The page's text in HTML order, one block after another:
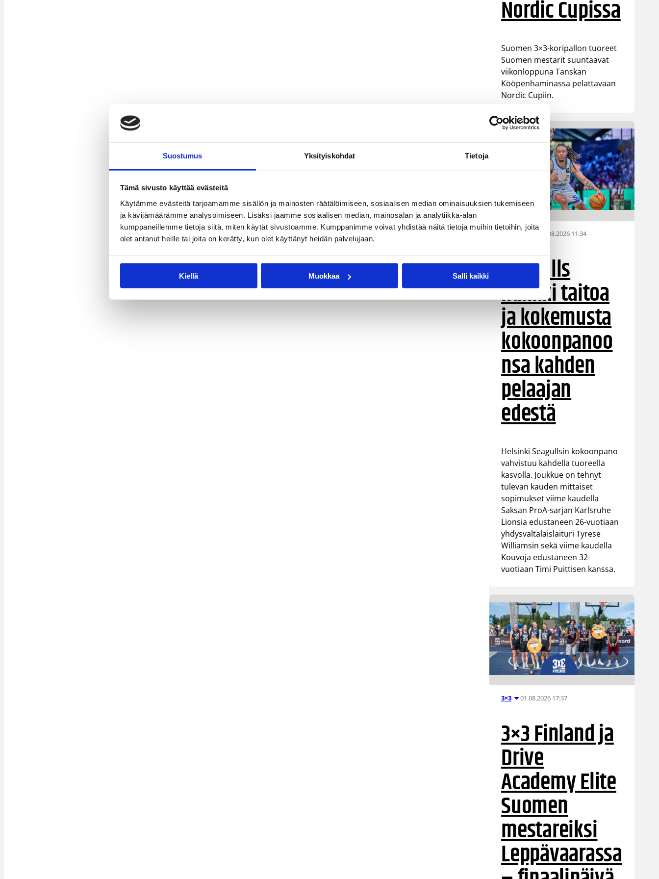
Suostumus Yksityiskohdat Tietoja
Tämä sivusto käyttää evästeitä
Käytämme evästeitä tarjoamamme sisällön ja mainosten räätälöimiseen, sosiaalisen median ominaisuuksien tukemiseen
ja kävijämäärämme analysoimiseen. Lisäksi jaamme sosiaalisen median, mainosalan ja analytiikka-alan
kumppaneillemme tietoja siitä, miten käytät sivustoamme. Kumppanimme voivat yhdistää näitä tietoja muihin tietoihin, joita
olet antanut heille tai joita on kerätty, kun olet käyttänyt heidän palvelujaan.
Kiellä Muokkaa Salli kaikki
Nordic Cupissa
Suomen 3×3-koripallon tuoreet
Suomen mestarit suuntaavat
viikonloppuna Tanskan
Kööpenhaminassa pelattavaan
Nordic Cupiin.
Korisliiga 05.08.2026 11:34
Seagulls
hankki taitoa
ja kokemusta
kokoonpanoo
nsa kahden
pelaajan
edestä
Helsinki Seagullsin kokoonpano
vahvistuu kahdella tuoreella
kasvolla. Joukkue on tehnyt
tulevan kauden mittaiset
sopimukset viime kaudella
Saksan ProA-sarjan Karlsruhe
Lionsia edustaneen 26-vuotiaan
yhdysvaltalaislaituri Tyrese
Williamsin sekä viime kaudella
Kouvoja edustaneen 32-
vuotiaan Timi Puittisen kanssa.
3×3 01.08.2026 17:37
3×3 Finland ja
Drive
Academy Elite
Suomen
mestareiksi
Leppävaarassa